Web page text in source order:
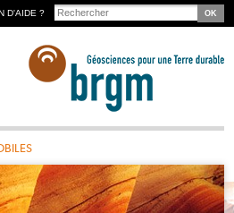
Chercher dans ce site
D'AIDE ?